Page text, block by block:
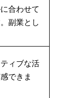
合わせて
副業とし
ィブな活
できま